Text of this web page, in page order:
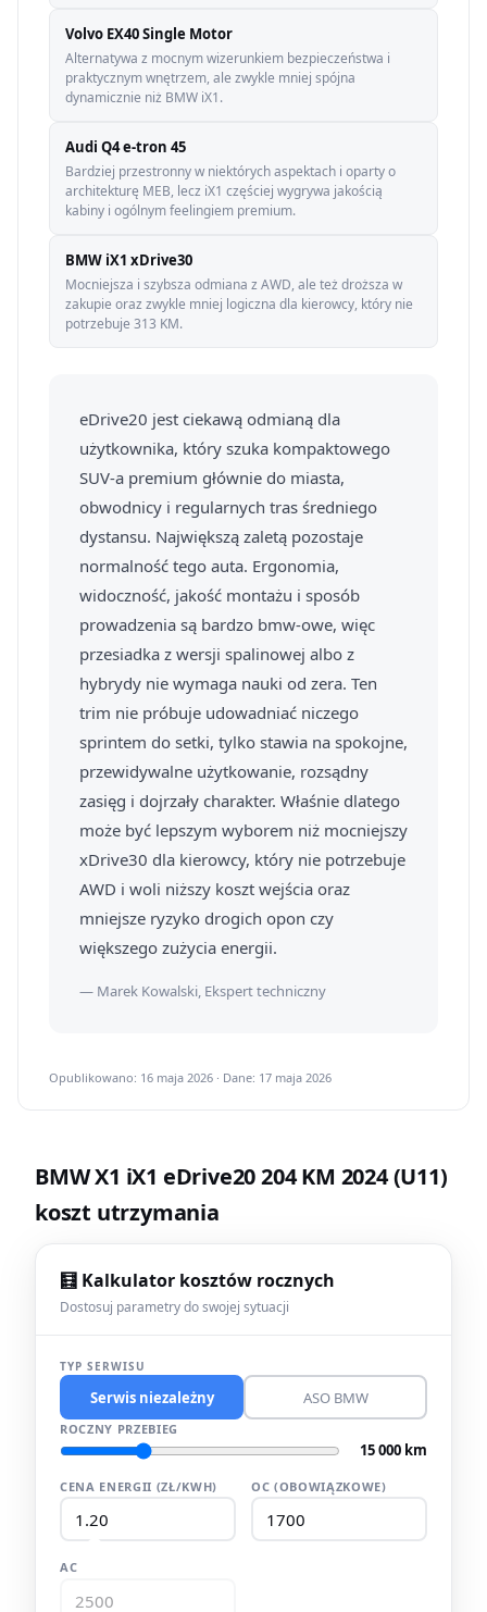
Volvo EX40 Single Motor
Alternatywa z mocnym wizerunkiem bezpieczeństwa i
praktycznym wnętrzem, ale zwykle mniej spójna
dynamicznie niż BMW iX1.
Audi Q4 e-tron 45
Bardziej przestronny w niektórych aspektach i oparty o
architekturę MEB, lecz iX1 częściej wygrywa jakością
kabiny i ogólnym feelingiem premium.
BMW iX1 xDrive30
Mocniejsza i szybsza odmiana z AWD, ale też droższa w
zakupie oraz zwykle mniej logiczna dla kierowcy, który nie
potrzebuje 313 KM.
eDrive20 jest ciekawą odmianą dla
użytkownika, który szuka kompaktowego
SUV-a premium głównie do miasta,
obwodnicy i regularnych tras średniego
dystansu. Największą zaletą pozostaje
normalność tego auta. Ergonomia,
widoczność, jakość montażu i sposób
prowadzenia są bardzo bmw-owe, więc
przesiadka z wersji spalinowej albo z
hybrydy nie wymaga nauki od zera. Ten
trim nie próbuje udowadniać niczego
sprintem do setki, tylko stawia na spokojne,
przewidywalne użytkowanie, rozsądny
zasięg i dojrzały charakter. Właśnie dlatego
może być lepszym wyborem niż mocniejszy
xDrive30 dla kierowcy, który nie potrzebuje
AWD i woli niższy koszt wejścia oraz
mniejsze ryzyko drogich opon czy
większego zużycia energii.
— Marek Kowalski, Ekspert techniczny
Opublikowano: 16 maja 2026 · Dane: 17 maja 2026
BMW X1 iX1 eDrive20 204 KM 2024 (U11)
koszt utrzymania
🧮 Kalkulator kosztów rocznych
Dostosuj parametry do swojej sytuacji
TYP SERWISU
Serwis niezależny ASO BMW
ROCZNY PRZEBIEG
15 000 km
CENA ENERGII (ZŁ/KWH) OC (OBOWIĄZKOWE)
AC